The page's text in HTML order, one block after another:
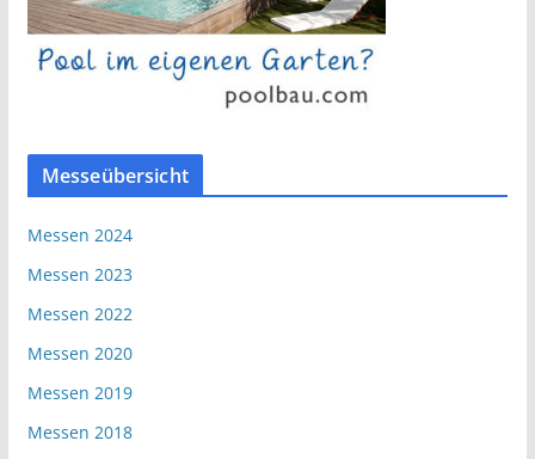
Messeübersicht
Messen 2024
Messen 2023
Messen 2022
Messen 2020
Messen 2019
Messen 2018